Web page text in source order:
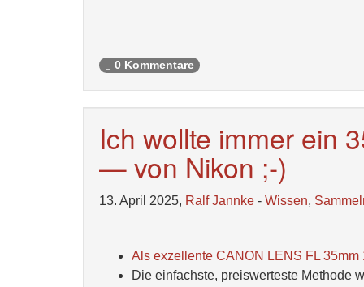
0 Kommentare
Ich wollte immer ein
— von Nikon ;-)
13. April 2025, Ralf Jannke - Wissen,
Als exzellente CANON LENS FL
Die einfachste, preiswerteste Methode